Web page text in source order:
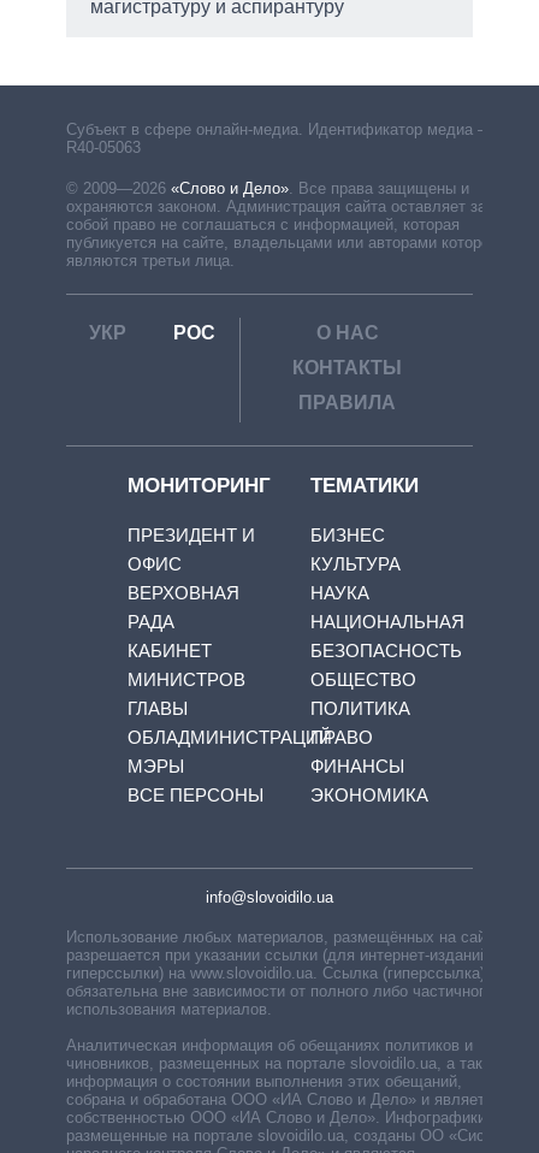
магистратуру и аспирантуру
Субъект в сфере онлайн-медиа. Идентификатор медиа –
R40-05063
© 2009—2026 «Слово и Дело». Все права защищены и
охраняются законом. Администрация сайта оставляет за
собой право не соглашаться с информацией, которая
публикуется на сайте, владельцами или авторами которой
являются третьи лица.
УКР РОС
О НАС
КОНТАКТЫ
ПРАВИЛА
МОНИТОРИНГ
ПРЕЗИДЕНТ И
ОФИС
ВЕРХОВНАЯ
РАДА
КАБИНЕТ
МИНИСТРОВ
ГЛАВЫ
ОБЛАДМИНИСТРАЦИЙ
МЭРЫ
ВСЕ ПЕРСОНЫ
ТЕМАТИКИ
БИЗНЕС
КУЛЬТУРА
НАУКА
НАЦИОНАЛЬНАЯ
БЕЗОПАСНОСТЬ
ОБЩЕСТВО
ПОЛИТИКА
ПРАВО
ФИНАНСЫ
ЭКОНОМИКА
info@slovoidilo.ua
Использование любых материалов, размещённых на сайте,
разрешается при указании ссылки (для интернет-изданий —
гиперссылки) на www.slovoidilo.ua. Ссылка (гиперссылка)
обязательна вне зависимости от полного либо частичного
использования материалов.
Аналитическая информация об обещаниях политиков и
чиновников, размещенных на портале slovoidilo.ua, а также
информация о состоянии выполнения этих обещаний,
собрана и обработана ООО «ИА Слово и Дело» и является
собственностью ООО «ИА Слово и Дело». Инфографики,
размещенные на портале slovoidilo.ua, созданы ОО «Система